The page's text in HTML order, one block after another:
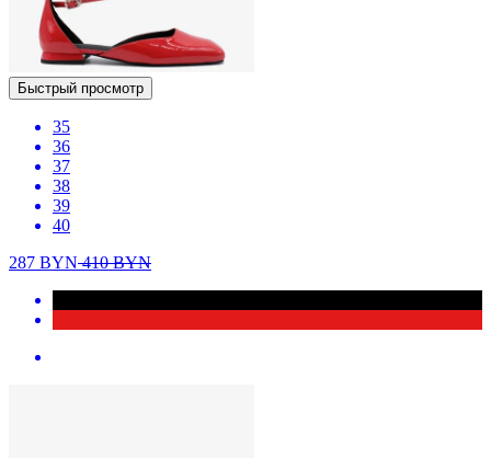
Быстрый просмотр
35
36
37
38
39
40
287 BYN410BYN